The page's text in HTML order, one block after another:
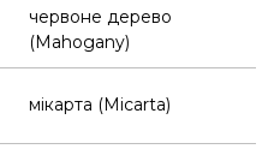
червоне дерево
(Mahogany)
мікарта (Micarta)